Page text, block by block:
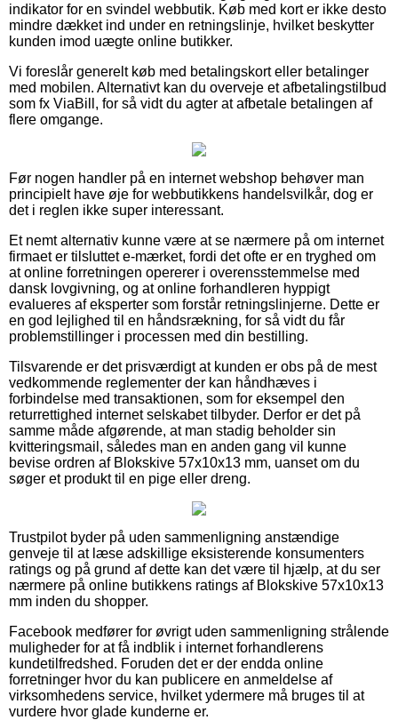
indikator for en svindel webbutik. Køb med kort er ikke desto
mindre dækket ind under en retningslinje, hvilket beskytter
kunden imod uægte online butikker.
Vi foreslår generelt køb med betalingskort eller betalinger
med mobilen. Alternativt kan du overveje et afbetalingstilbud
som fx ViaBill, for så vidt du agter at afbetale betalingen af
flere omgange.
Før nogen handler på en internet webshop behøver man
principielt have øje for webbutikkens handelsvilkår, dog er
det i reglen ikke super interessant.
Et nemt alternativ kunne være at se nærmere på om internet
firmaet er tilsluttet e-mærket, fordi det ofte er en tryghed om
at online forretningen opererer i overensstemmelse med
dansk lovgivning, og at online forhandleren hyppigt
evalueres af eksperter som forstår retningslinjerne. Dette er
en god lejlighed til en håndsrækning, for så vidt du får
problemstillinger i processen med din bestilling.
Tilsvarende er det prisværdigt at kunden er obs på de mest
vedkommende reglementer der kan håndhæves i
forbindelse med transaktionen, som for eksempel den
returrettighed internet selskabet tilbyder. Derfor er det på
samme måde afgørende, at man stadig beholder sin
kvitteringsmail, således man en anden gang vil kunne
bevise ordren af Blokskive 57x10x13 mm, uanset om du
søger et produkt til en pige eller dreng.
Trustpilot byder på uden sammenligning anstændige
genveje til at læse adskillige eksisterende konsumenters
ratings og på grund af dette kan det være til hjælp, at du ser
nærmere på online butikkens ratings af Blokskive 57x10x13
mm inden du shopper.
Facebook medfører for øvrigt uden sammenligning strålende
muligheder for at få indblik i internet forhandlerens
kundetilfredshed. Foruden det er der endda online
forretninger hvor du kan publicere en anmeldelse af
virksomhedens service, hvilket ydermere må bruges til at
vurdere hvor glade kunderne er.